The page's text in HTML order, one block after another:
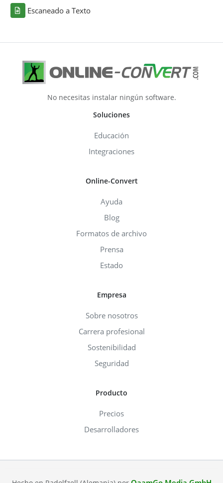
Escaneado a Texto
No necesitas instalar ningún software.
Soluciones
Educación
Integraciones
Online-Convert
Ayuda
Blog
Formatos de archivo
Prensa
Estado
Empresa
Sobre nosotros
Carrera profesional
Sostenibilidad
Seguridad
Producto
Precios
Desarrolladores